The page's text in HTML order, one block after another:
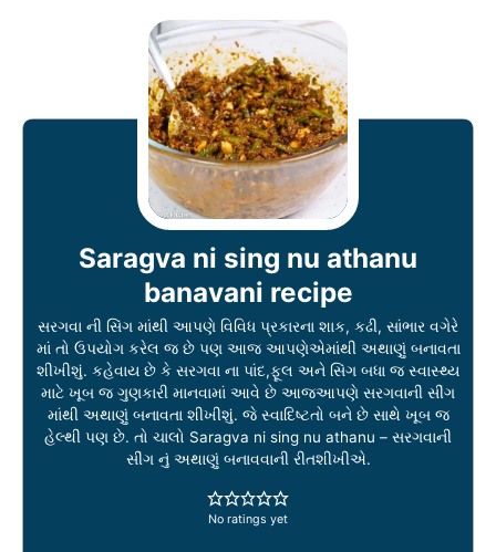
Saragva ni sing nu athanu
banavani recipe
સરગવા ની સિંગ માંથી આપણે વિવિધ પ્રકારના શાક, કઢી, સાંભાર વગેરે
માં તો ઉપયોગ કરેલ જ છે પણ આજ આપણેએમાંથી અથાણું બનાવતા
શીખીશું. કહેવાય છે કે સરગવા ના પાંદ,ફૂલ અને સિંગ બધા જ સ્વાસ્થ્ય
માટે ખૂબ જ ગુણકારી માનવામાં આવે છે આજઆપણે સરગવાની સીંગ
માંથી અથાણું બનાવતા શીખીશું. જે સ્વાદિષ્ટતો બને છે સાથે ખૂબ જ
હેલ્થી પણ છે. તો ચાલો Saragva ni sing nu athanu – સરગવાની
સીંગ નું અથાણું બનાવવાની રીતશીખીએ.
No ratings yet